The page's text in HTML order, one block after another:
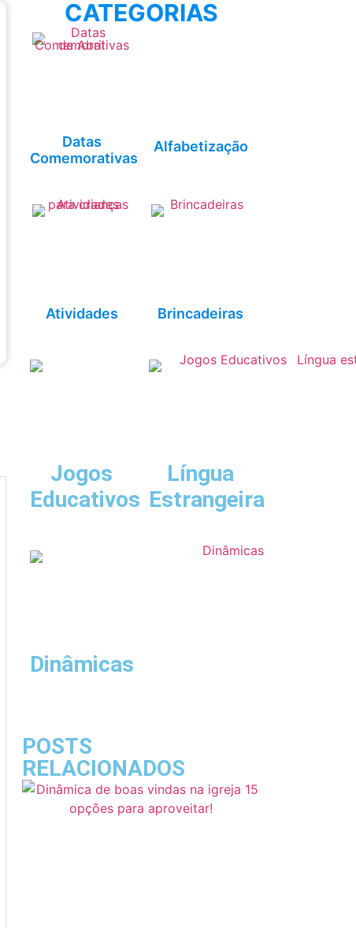
CATEGORIAS
Datas
Comemorativas
Alfabetização
Atividades Brincadeiras
Jogos
Educativos
Língua
Estrangeira
Dinâmicas
POSTS
RELACIONADOS